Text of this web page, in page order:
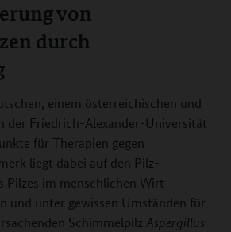
von
durch
einem österreichischen und
der Friedrich-Alexander-Universität
für Therapien gegen
liegt dabei auf den Pilz-
Pilzes im menschlichen Wirt
und unter gewissen Umständen für
Schimmelpilz Aspergillus